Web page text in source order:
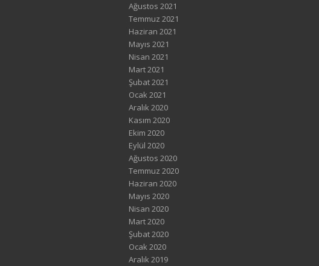
Ağustos 2021
Temmuz 2021
Haziran 2021
Mayıs 2021
Nisan 2021
Mart 2021
Şubat 2021
Ocak 2021
Aralık 2020
Kasım 2020
Ekim 2020
Eylül 2020
Ağustos 2020
Temmuz 2020
Haziran 2020
Mayıs 2020
Nisan 2020
Mart 2020
Şubat 2020
Ocak 2020
Aralık 2019